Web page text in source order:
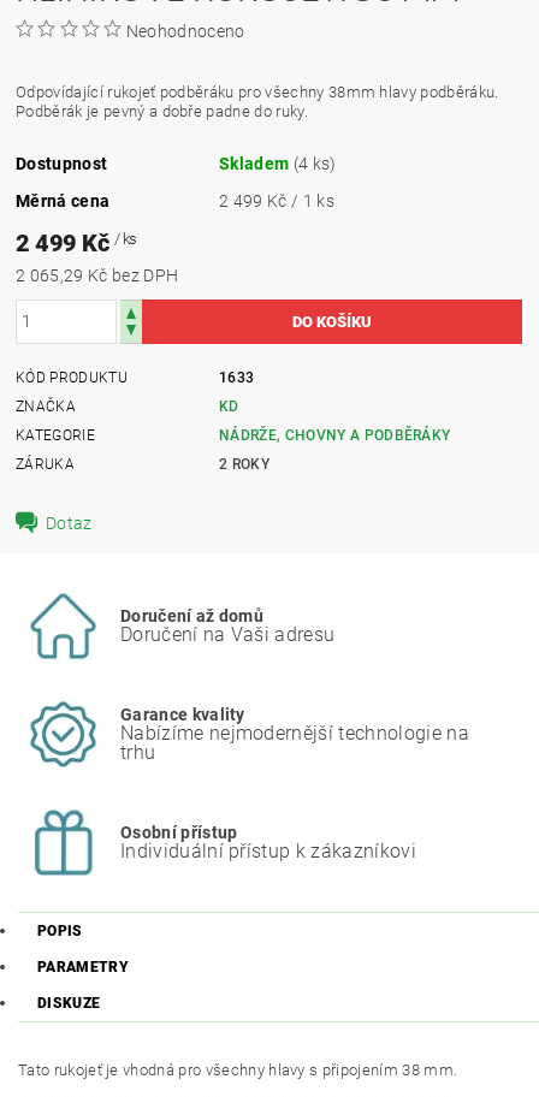
Neohodnoceno
Odpovídající rukojeť podběráku pro všechny 38mm hlavy podběráku.
Podběrák je pevný a dobře padne do ruky.
Dostupnost Skladem (4 ks)
Měrná cena
2 499 Kč / 1 ks
2 499 Kč / ks
2 065,29 Kč bez DPH
KÓD PRODUKTU
1633
ZNAČKA
KD
KATEGORIE
NÁDRŽE, CHOVNY A PODBĚRÁKY
ZÁRUKA
2 ROKY
Dotaz
Doručení až domů
Doručení na Vaši adresu
Garance kvality
Nabízíme nejmodernější technologie na
trhu
Osobní přístup
Individuální přístup k zákazníkovi
POPIS
PARAMETRY
DISKUZE
Tato rukojeť je vhodná pro všechny hlavy s připojením 38 mm.